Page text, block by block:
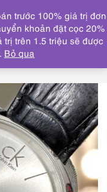
DANH MỤC
CALVIN
KLEIN K2F211
trước 100% giá trị đơn
khoản đặt cọc 20%
trên 1.5 triệu sẽ được
Bỏ qua